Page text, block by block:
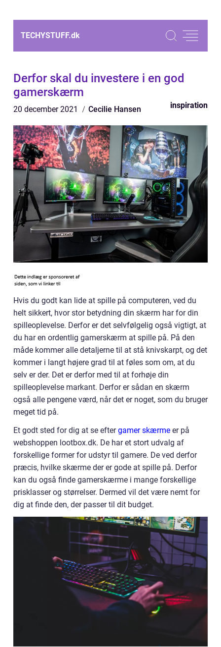
TECHYSTUFF.dk
Derfor skal du investere i en god
gamerskærm
20 december 2021 Cecilie Hansen inspiration
Hvis du godt kan lide at spille på computeren, ved du
helt sikkert, hvor stor betydning din skærm har for din
spilleoplevelse. Derfor er det selvfølgelig også vigtigt, at
du har en ordentlig gamerskærm at spille på. På den
måde kommer alle detaljerne til at stå knivskarpt, og det
kommer i langt højere grad til at føles som om, at du
selv er der. Det er derfor med til at forhøje din
spilleoplevelse markant. Derfor er sådan en skærm
også alle pengene værd, når det er noget, som du bruger
meget tid på.
Et godt sted for dig at se eftergamer skærme er på
webshoppen lootbox.dk. De har et stort udvalg af
forskellige former for udstyr til gamere. De ved derfor
præcis, hvilke skærme der er gode at spille på. Derfor
kan du også finde gamerskærme i mange forskellige
prisklasser og størrelser. Dermed vil det være nemt for
dig at finde den, der passer til dit budget.